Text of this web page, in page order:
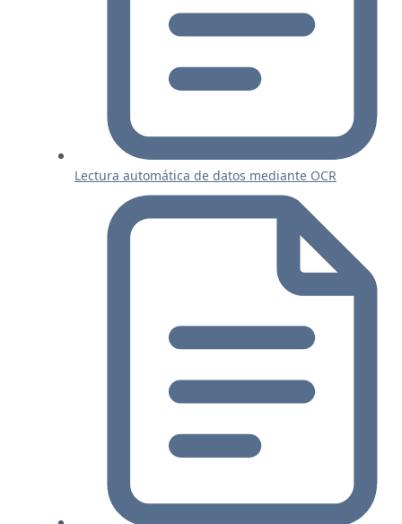
Lectura automática de datos mediante OCR